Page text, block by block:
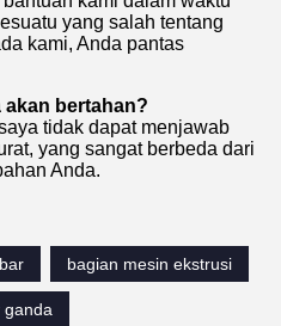
yang salah tentang
kami, Anda pantas
akan bertahan?
tidak dapat menjawab
yang sangat berbeda dari
Anda.
bagian mesin ekstrusi
ganda